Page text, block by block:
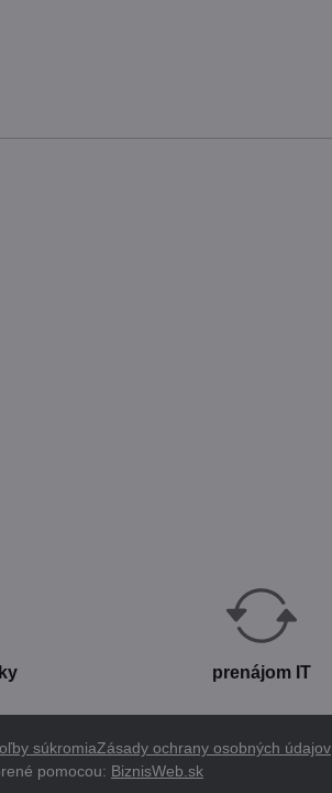
prenájom IT
súkromiaZásady ochrany osobných údajov
pomocou: BiznisWeb.sk